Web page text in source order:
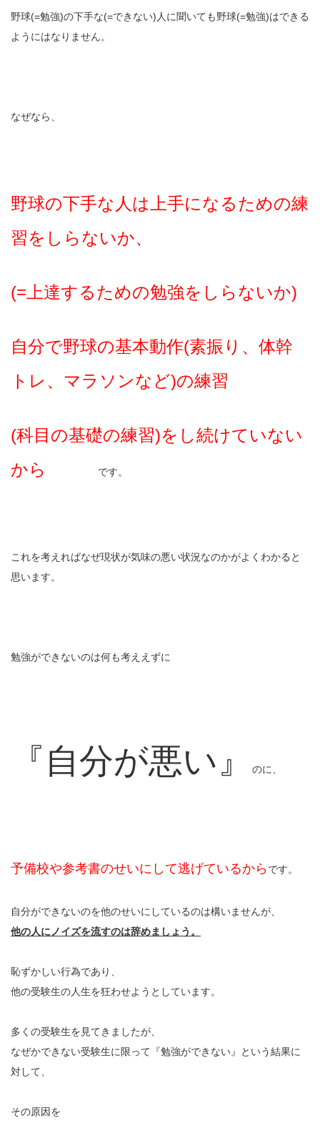
野球(=勉強)の下手な(=できない)人に聞いても野球(=勉強)はできる
ようにはなりません。
なぜなら、
野球の下手な人は上手になるための練
習をしらないか、
(=上達するための勉強をしらないか)
自分で野球の基本動作(素振り、体幹
トレ、マラソンなど)の練習
(科目の基礎の練習)をし続けていない
から
です。
これを考えればなぜ現状が気味の悪い状況なのかがよくわかると
思います。
勉強ができないのは何も考ええずに
『自分が悪い』 のに、
予備校や参考書のせいにして逃げているからです。
自分ができないのを他のせいにしているのは構いませんが、
他の人にノイズを流すのは辞めましょう。
恥ずかしい行為であり、
他の受験生の人生を狂わせようとしています。
多くの受験生を見てきましたが、
なぜかできない受験生に限って『勉強ができない』という結果に
対して、
その原因を